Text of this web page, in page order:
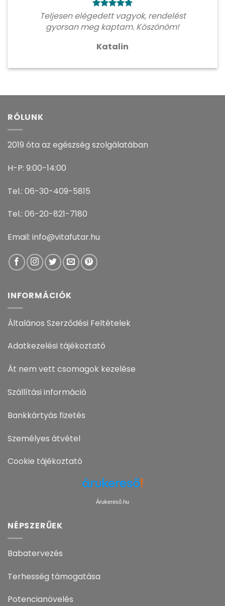
Teljesen elégedett vagyok, rendelést
gyorsan meg kaptam. Köszönöm!
Katalin
RÓLUNK
2019 óta az egészség szolgálatában
H-P: 9:00-14:00
Tel.: 06-30-409-5815
Tel.: 06-20-821-7180
Email: info@vitafutar.hu
INFORMÁCIÓK
Általános Szerződési Feltételek
Adatkezelési tájékoztató
Át nem vett csomagok kezelése
Szállítási információ
Bankkártyás fizetés
Személyes átvétel
Cookie tájékoztató
Árukereső.hu
NÉPSZERŰEK
Babatervezés
Terhesség támogatása
Potencianövelés